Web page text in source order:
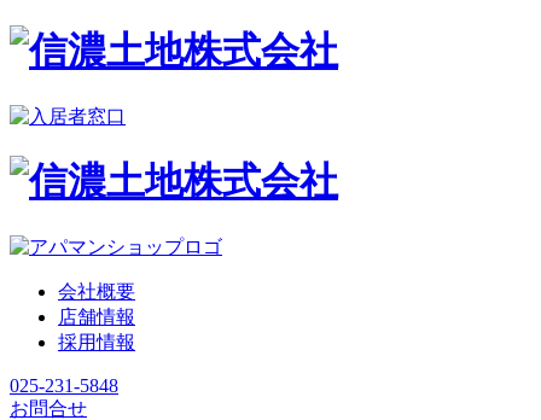
会社概要
店舗情報
採用情報
025-231-5848
お問合せ